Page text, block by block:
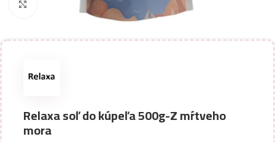
Zobraziť väčší obrázok
Relaxa soľ do kúpeľa 500g-Z mŕtveho
mora